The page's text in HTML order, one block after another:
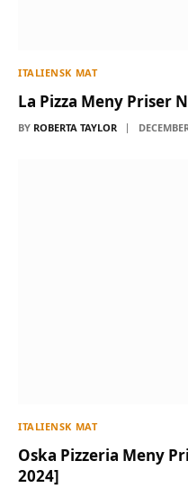
ITALIENSK MAT
La Pizza Meny Priser
BY ROBERTA TAYLOR
ITALIENSK MAT
Oska Pizzeria Meny
2024]